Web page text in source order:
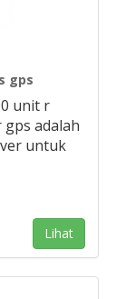
gps
unit r
gps adalah
untuk
Lihat